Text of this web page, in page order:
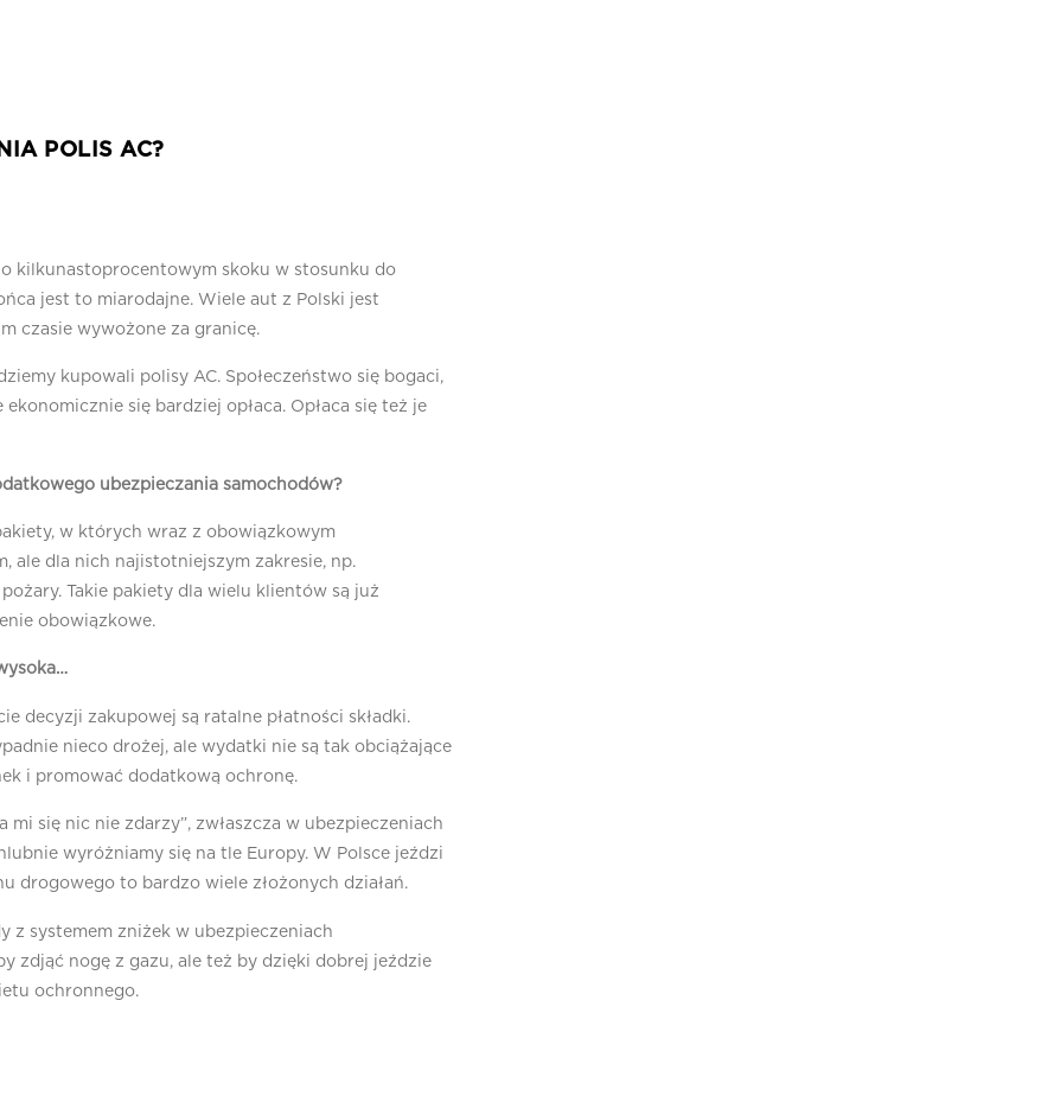
POLIS AC?
kilkunastoprocentowym skoku w stosunku do
jest to miarodajne. Wiele aut z Polski jest
czasie wywożone za granicę.
kupowali polisy AC. Społeczeństwo się bogaci,
się bardziej opłaca. Opłaca się też je
ubezpieczania samochodów?
w których wraz z obowiązkowym
ale dla nich najistotniejszym zakresie, np.
Takie pakiety dla wielu klientów są już
obowiązkowe.
decyzji zakupowej są ratalne płatności składki.
nieco drożej, ale wydatki nie są tak obciążające
i promować dodatkową ochronę.
się nic nie zdarzy”, zwłaszcza w ubezpieczeniach
wyróżniamy się na tle Europy. W Polsce jeździ
drogowego to bardzo wiele złożonych działań.
z systemem zniżek w ubezpieczeniach
zdjąć nogę z gazu, ale też by dzięki dobrej jeździe
ochronnego.